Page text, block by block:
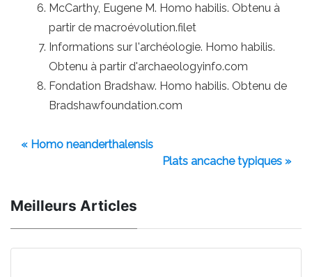
McCarthy, Eugene M. Homo habilis. Obtenu à
partir de macroévolution.filet
Informations sur l'archéologie. Homo habilis.
Obtenu à partir d'archaeologyinfo.com
Fondation Bradshaw. Homo habilis. Obtenu de
Bradshawfoundation.com
« Homo neanderthalensis
Plats ancache typiques »
Meilleurs Articles